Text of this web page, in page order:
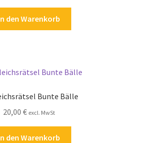
den Warenkorb
Bunte Bälle
20,00 € excl. MwSt
den Warenkorb